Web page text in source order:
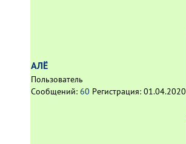
АЛЁ
Пользователь
Сообщений: 60 Регистрация: 01.04.2020